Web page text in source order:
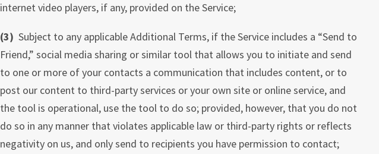
internet video players, if any, provided on the Service;
(3) Subject to any applicable Additional Terms, if the Service includes a “Send to
Friend,” social media sharing or similar tool that allows you to initiate and send
to one or more of your contacts a communication that includes content, or to
post our content to third-party services or your own site or online service, and
the tool is operational, use the tool to do so; provided, however, that you do not
do so in any manner that violates applicable law or third-party rights or reflects
negativity on us, and only send to recipients you have permission to contact;